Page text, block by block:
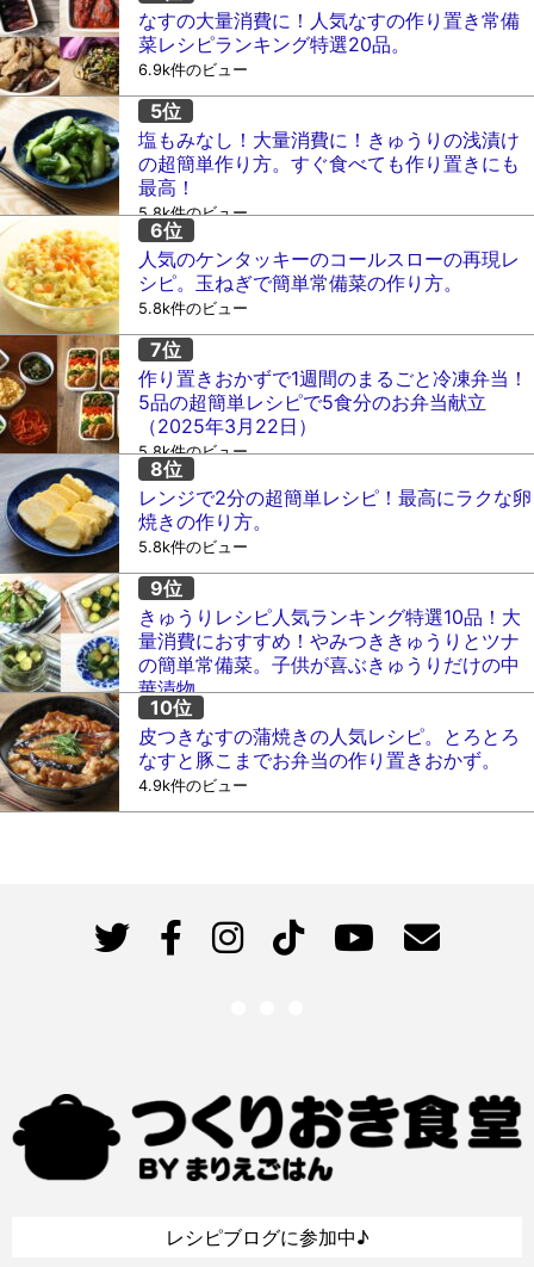
なすの大量消費に！人気なすの作り置き常備
菜レシピランキング特選20品。
6.9k件のビュー
塩もみなし！大量消費に！きゅうりの浅漬け
の超簡単作り方。すぐ食べても作り置きにも
最高！
5.8k件のビュー
人気のケンタッキーのコールスローの再現レ
シピ。玉ねぎで簡単常備菜の作り方。
5.8k件のビュー
作り置きおかずで1週間のまるごと冷凍弁当！
5品の超簡単レシピで5食分のお弁当献立
（2025年3月22日）
5.8k件のビュー
レンジで2分の超簡単レシピ！最高にラクな卵
焼きの作り方。
5.8k件のビュー
きゅうりレシピ人気ランキング特選10品！大
量消費におすすめ！やみつききゅうりとツナ
の簡単常備菜。子供が喜ぶきゅうりだけの中
華漬物。
5.2k件のビュー
皮つきなすの蒲焼きの人気レシピ。とろとろ
なすと豚こまでお弁当の作り置きおかず。
4.9k件のビュー
レシピブログに参加中♪